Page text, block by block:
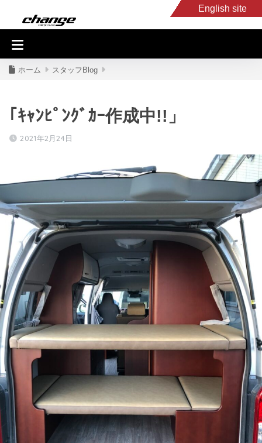
English site
入庫車情報
ホーム スタッフBlog
｢ｷｬﾝﾋﾟﾝｸﾞｶｰ作成中!!」
2021年2月24日